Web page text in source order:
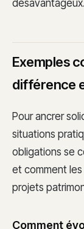
désavantageux.
Exemples
différence
Pour ancrer
situations
obligations se
et comment
projets
Comment